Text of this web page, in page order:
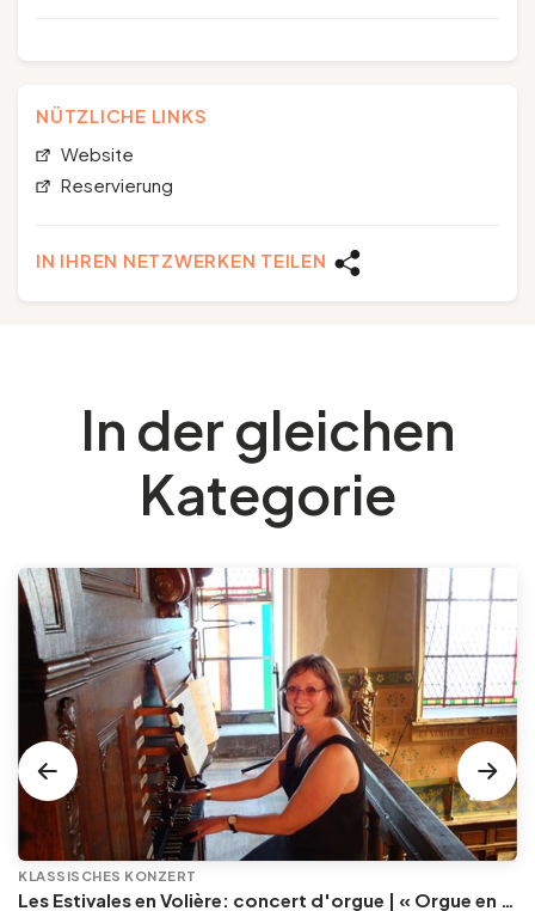
NÜTZLICHE LINKS
Website
Reservierung
IN IHREN NETZWERKEN TEILEN
In der gleichen
Kategorie
KLASSISCHES KONZERT
Les Estivales en Volière: concert d'orgue | « Orgue en Volière » , les 3e dimanches du mois (été) audition d’orgue (accès libre)